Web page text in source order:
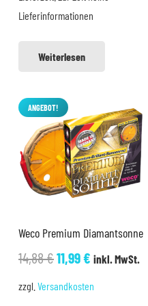
Lieferinformationen
Weiterlesen
ANGEBOT!
Weco Premium Diamantsonne
14,88€Ursprünglicher
11,99€Aktueller
inkl. MwSt.
zzgl. Versandkosten